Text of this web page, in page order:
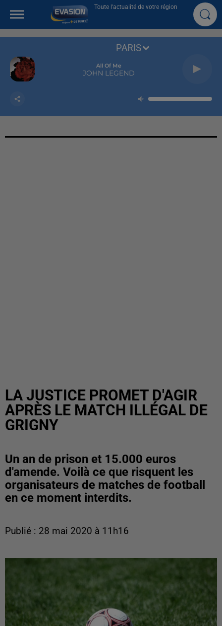
Toute l'actualité de votre région
All Of Me
JOHN LEGEND
PARIS
LA JUSTICE PROMET D'AGIR
APRÈS LE MATCH ILLÉGAL DE
GRIGNY
Un an de prison et 15.000 euros
d'amende. Voilà ce que risquent les
organisateurs de matches de football
en ce moment interdits.
Publié : 28 mai 2020 à 11h16